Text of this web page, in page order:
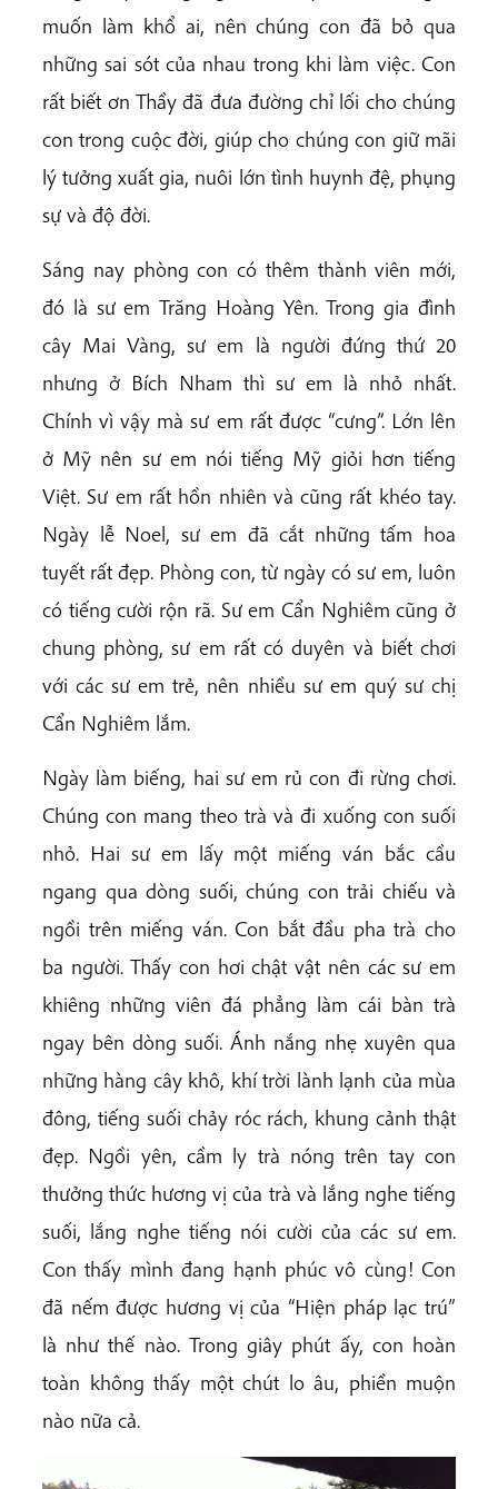
muốn làm khổ ai, nên chúng con đã bỏ qua
những sai sót của nhau trong khi làm việc. Con
rất biết ơn Thầy đã đưa đường chỉ lối cho chúng
con trong cuộc đời, giúp cho chúng con giữ mãi
lý tưởng xuất gia, nuôi lớn tình huynh đệ, phụng
sự và độ đời.
Sáng nay phòng con có thêm thành viên mới,
đó là sư em Trăng Hoàng Yên. Trong gia đình
cây Mai Vàng, sư em là người đứng thứ 20
nhưng ở Bích Nham thì sư em là nhỏ nhất.
Chính vì vậy mà sư em rất được “cưng”. Lớn lên
ở Mỹ nên sư em nói tiếng Mỹ giỏi hơn tiếng
Việt. Sư em rất hồn nhiên và cũng rất khéo tay.
Ngày lễ Noel, sư em đã cắt những tấm hoa
tuyết rất đẹp. Phòng con, từ ngày có sư em, luôn
có tiếng cười rộn rã. Sư em Cẩn Nghiêm cũng ở
chung phòng, sư em rất có duyên và biết chơi
với các sư em trẻ, nên nhiều sư em quý sư chị
Cẩn Nghiêm lắm.
Ngày làm biếng, hai sư em rủ con đi rừng chơi.
Chúng con mang theo trà và đi xuống con suối
nhỏ. Hai sư em lấy một miếng ván bắc cầu
ngang qua dòng suối, chúng con trải chiếu và
ngồi trên miếng ván. Con bắt đầu pha trà cho
ba người. Thấy con hơi chật vật nên các sư em
khiêng những viên đá phẳng làm cái bàn trà
ngay bên dòng suối. Ánh nắng nhẹ xuyên qua
những hàng cây khô, khí trời lành lạnh của mùa
đông, tiếng suối chảy róc rách, khung cảnh thật
đẹp. Ngồi yên, cầm ly trà nóng trên tay con
thưởng thức hương vị của trà và lắng nghe tiếng
suối, lắng nghe tiếng nói cười của các sư em.
Con thấy mình đang hạnh phúc vô cùng! Con
đã nếm được hương vị của “Hiện pháp lạc trú”
là như thế nào. Trong giây phút ấy, con hoàn
toàn không thấy một chút lo âu, phiền muộn
nào nữa cả.